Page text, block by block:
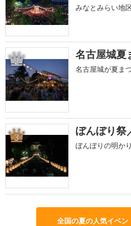
みなとみらい地
2 名古屋城夏
名古屋城が夏ま
3 ぼんぼり祭
ぼんぼりの明か
全国の夏の人気イベン